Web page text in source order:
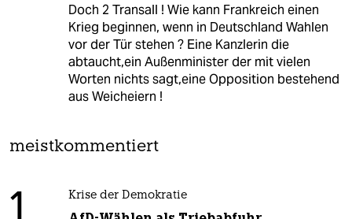
Doch 2 Transall ! Wie kann Frankreich einen
Krieg beginnen, wenn in Deutschland Wahlen
vor der Tür stehen ? Eine Kanzlerin die
abtaucht,ein Außenminister der mit vielen
Worten nichts sagt,eine Opposition bestehend
aus Weicheiern !
meistkommentiert
Krise der Demokratie